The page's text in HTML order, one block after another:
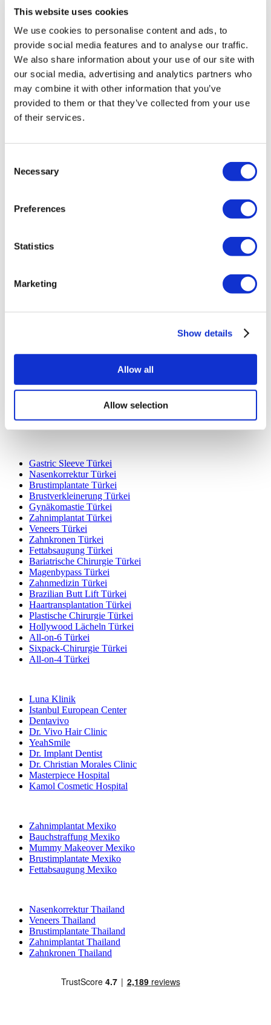
This website uses cookies
We use cookies to personalise content and ads, to
provide social media features and to analyse our traffic.
We also share information about your use of our site with
our social media, advertising and analytics partners who
may combine it with other information that you’ve
provided to them or that they’ve collected from your use
of their services.
Selection
Necessary
Preferences
Statistics
Marketing
Show details
Allow all
Allow selection
registrierten Reiseagentur der Gruppe A (Zertifikatsnummer:
Alle Behandlungen werden von einer im
Gesundheitstourismus zertifizierten Gesundheitseinrichtung
durchgeführt.
Über uns
Wie es Funktioniert
Vor-Op Leitfaden
Autoren & Gutachter
Blog
Stornierungsrichtlinie
Poland Kliniken
Colombia Kliniken
Gastric Sleeve Türkei
Nasenkorrektur Türkei
Brustimplantate Türkei
Brustverkleinerung Türkei
Gynäkomastie Türkei
Zahnimplantat Türkei
Veneers Türkei
Zahnkronen Türkei
Fettabsaugung Türkei
Bariatrische Chirurgie Türkei
Magenbypass Türkei
Zahnmedizin Türkei
Brazilian Butt Lift Türkei
Haartransplantation Türkei
Plastische Chirurgie Türkei
Hollywood Lächeln Türkei
All-on-6 Türkei
Sixpack-Chirurgie Türkei
All-on-4 Türkei
Luna Klinik
Istanbul European Center
Dentavivo
Dr. Vivo Hair Clinic
YeahSmile
Dr. Implant Dentist
Dr. Christian Morales Clinic
Masterpiece Hospital
Kamol Cosmetic Hospital
Zahnimplantat Mexiko
Bauchstraffung Mexiko
Mummy Makeover Mexiko
Brustimplantate Mexiko
Fettabsaugung Mexiko
Nasenkorrektur Thailand
Veneers Thailand
Brustimplantate Thailand
Zahnimplantat Thailand
Zahnkronen Thailand